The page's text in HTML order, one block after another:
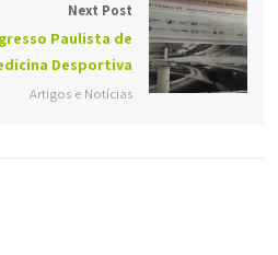
Next Post
Paulista de
Desportiva
Artigos e Notícias